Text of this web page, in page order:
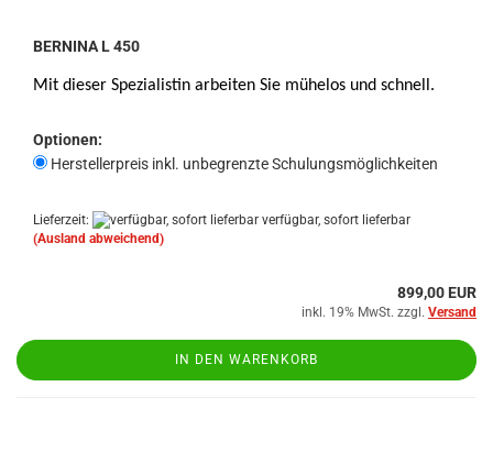
BERNINA L 450
Mit dieser Spezialistin arbeiten Sie mühelos und schnell.
Optionen:
Herstellerpreis inkl. unbegrenzte Schulungsmöglichkeiten
Lieferzeit:
verfügbar, sofort lieferbar
(Ausland abweichend)
899,00 EUR
inkl. 19% MwSt. zzgl. Versand
IN DEN WARENKORB